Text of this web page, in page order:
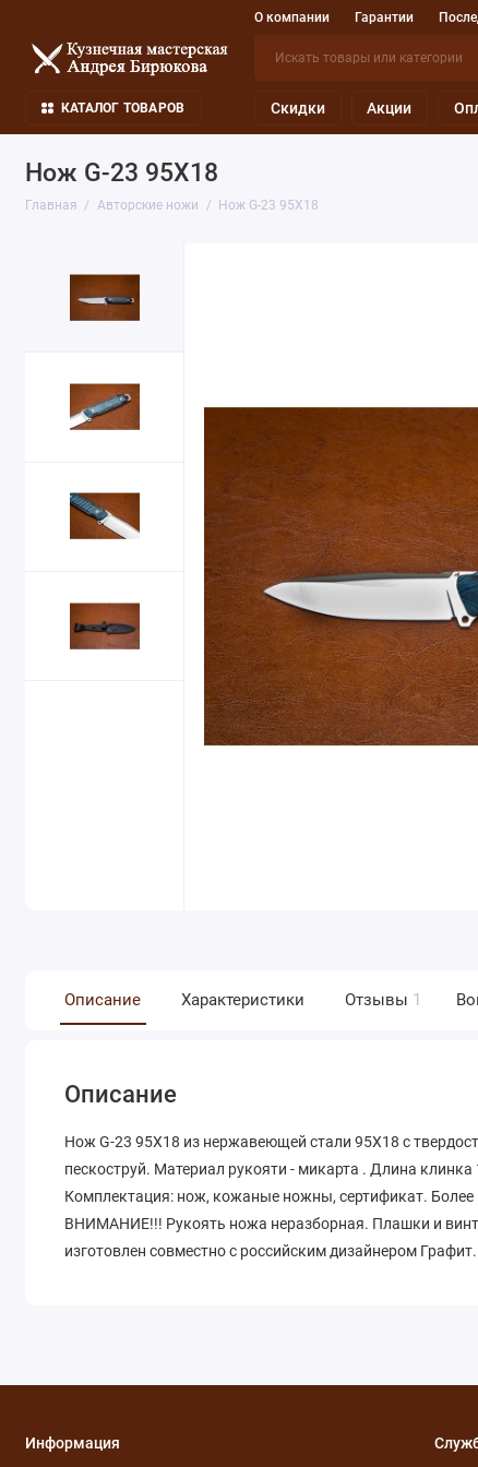
О компании Гарантии
КАТАЛОГ ТОВАРОВ Скидки Акции
Нож G-23 95Х18
Главная Авторские ножи Нож G-23 95Х18
Описание Характеристики Отзывы 1
Описание
Нож G-23 95Х18 из нержавеющей стали 95Х18 с
пескоструй. Материал рукояти - микарта . Длина
Комплектация: нож, кожаные ножны, сертификат.
ВНИМАНИЕ!!! Рукоять ножа неразборная. Плашки и
изготовлен совместно с российским дизайнером Графит.
Информация